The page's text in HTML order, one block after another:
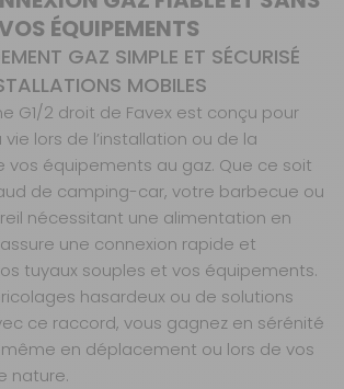
ÉQUIPEMENTS
GAZ SIMPLE ET SÉCURISÉ
MOBILES
G1/2 droit de Favex est conçu pour
lors de l’installation ou de la
vos équipements au gaz. Que ce soit
de camping-car, votre barbecue ou
nécessitant une alimentation en
une connexion rapide et
tuyaux souples et vos équipements.
hasardeux ou de solutions
ce raccord, vous gagnez en sérénité
en déplacement ou lors de vos
nature.